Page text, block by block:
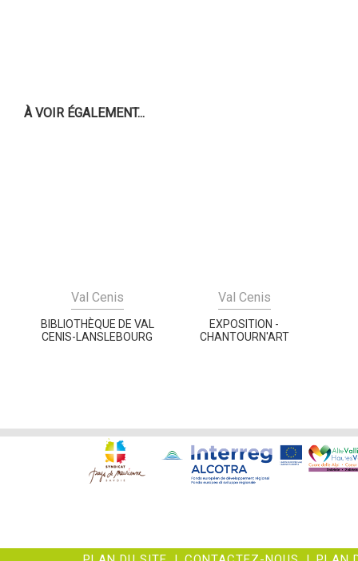
À VOIR ÉGALEMENT...
Val Cenis
BIBLIOTHÈQUE DE VAL
CENIS-LANSLEBOURG
Val Cenis
EXPOSITION -
CHANTOURN'ART